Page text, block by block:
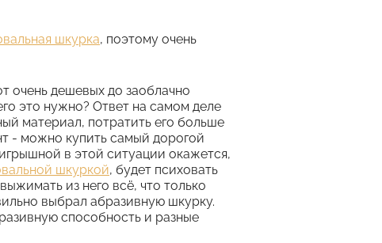
шкурка, поэтому очень
очень дешевых до заоблачно
это нужно? Ответ на самом деле
материал, потратить его больше
- можно купить самый дорогой
в этой ситуации окажется,
шкуркой, будет психовать
из него всё, что только
выбрал абразивную шкурку.
способность и разные